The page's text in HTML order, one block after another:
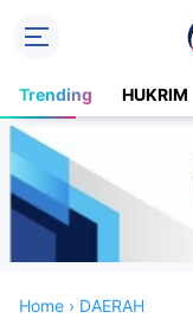
Trending HUKRIM
Home › DAERAH